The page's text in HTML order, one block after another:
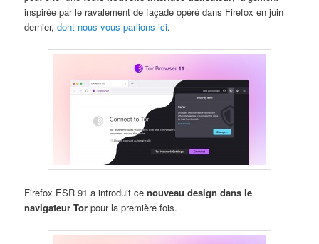
inspirée par le ravalement de façade opéré dans Firefox en juin
dernier,dont nous vous parlions ici.
Firefox ESR 91 a introduit cenouveau design dans le
navigateur Tor pour la première fois.